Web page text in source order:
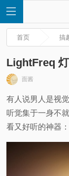
页
首页 搞
LightFreq
面酱
有人说男人是视
听觉集于一身不
看又好听的神器：